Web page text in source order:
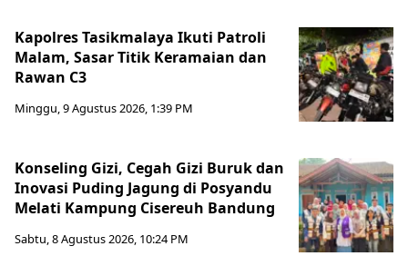
Kapolres Tasikmalaya Ikuti Patroli
Malam, Sasar Titik Keramaian dan
Rawan C3
Minggu, 9 Agustus 2026, 1:39 PM
Konseling Gizi, Cegah Gizi Buruk dan
Inovasi Puding Jagung di Posyandu
Melati Kampung Cisereuh Bandung
Sabtu, 8 Agustus 2026, 10:24 PM